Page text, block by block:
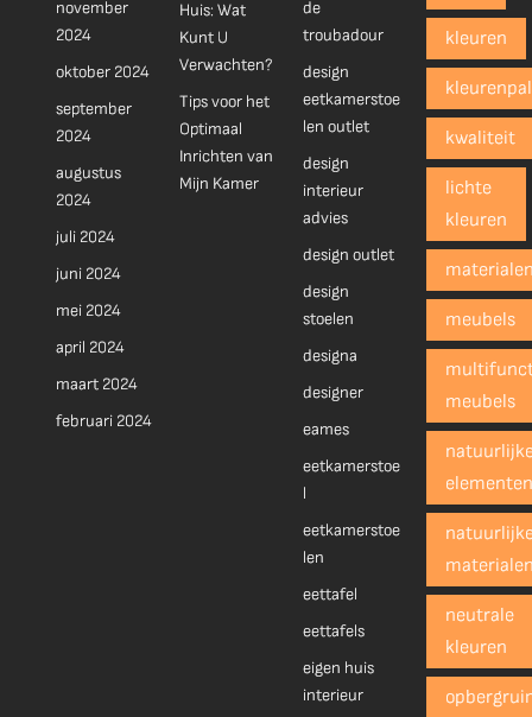
november
2024
oktober 2024
september
2024
augustus
2024
juli 2024
juni 2024
mei 2024
april 2024
maart 2024
februari 2024
Huis: Wat
Kunt U
Verwachten?
Tips voor het
Optimaal
Inrichten van
Mijn Kamer
de
troubadour
design
eetkamerstoe
len outlet
design
interieur
advies
design outlet
design
stoelen
designa
designer
eames
eetkamerstoe
l
eetkamerstoe
len
eettafel
eettafels
eigen huis
interieur
kleuren
kwaliteit
lichte
kleuren
meubels
meubels
neutrale
kleuren